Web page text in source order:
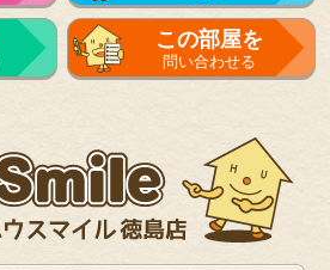
この部屋を
問い合わせる